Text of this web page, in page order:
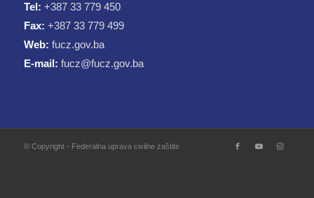
Tel: +387 33 779 450
Fax: +387 33 779 499
Web: fucz.gov.ba
E-mail: fucz@fucz.gov.ba
© Copyright - Federalna uprava civilne zaštite